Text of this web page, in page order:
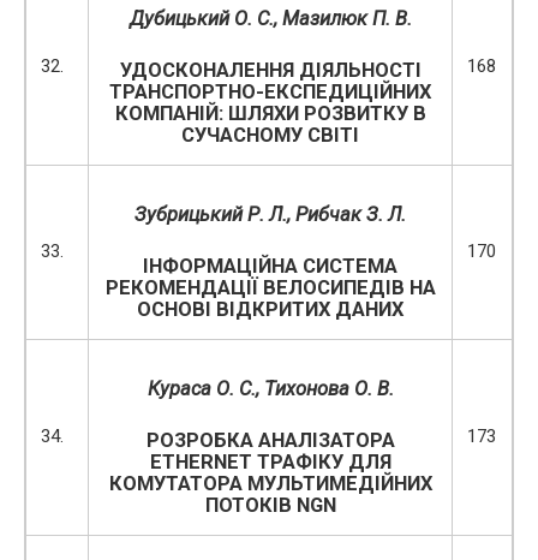
32.
Дубицький О. С., Мазилюк П. В.
УДОСКОНАЛЕННЯ ДІЯЛЬНОСТІ
ТРАНСПОРТНО-ЕКСПЕДИЦІЙНИХ
КОМПАНІЙ: ШЛЯХИ РОЗВИТКУ В
СУЧАСНОМУ СВІТІ
168
33.
Зубрицький Р. Л., Рибчак З. Л.
ІНФОРМАЦІЙНА СИСТЕМА
РЕКОМЕНДАЦІЇ ВЕЛОСИПЕДІВ НА
ОСНОВІ ВІДКРИТИХ ДАНИХ
170
34.
Кураса О. С., Тихонова О. В.
РОЗРОБКА АНАЛІЗАТОРА
ETHERNET ТРАФІКУ ДЛЯ
КОМУТАТОРА МУЛЬТИМЕДІЙНИХ
ПОТОКІВ NGN
173